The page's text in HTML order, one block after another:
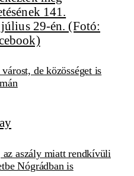
de közösséget is
aszály miatt rendkívüli
Nógrádban is